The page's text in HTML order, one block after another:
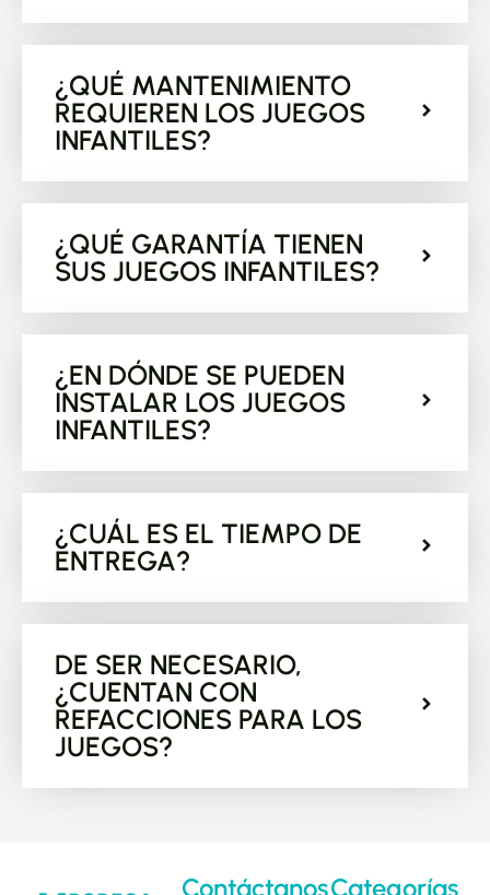
¿QUÉ MANTENIMIENTO
REQUIEREN LOS JUEGOS
INFANTILES?
¿QUÉ GARANTÍA TIENEN
SUS JUEGOS INFANTILES?
¿EN DÓNDE SE PUEDEN
INSTALAR LOS JUEGOS
INFANTILES?
¿CUÁL ES EL TIEMPO DE
ENTREGA?
DE SER NECESARIO,
¿CUENTAN CON
REFACCIONES PARA LOS
JUEGOS?
ContáctanosCategorías